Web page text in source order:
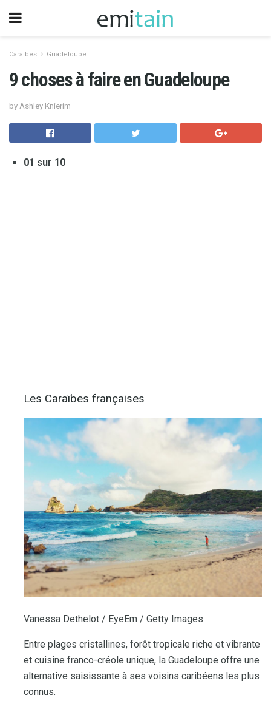
Caraïbes Guadeloupe
9 choses à faire en Guadeloupe
by Ashley Knierim
01 sur 10
Les Caraïbes françaises
Vanessa Dethelot / EyeEm / Getty Images
Entre plages cristallines, forêt tropicale riche et vibrante
et cuisine franco-créole unique, la Guadeloupe offre une
alternative saisissante à ses voisins caribéens les plus
connus.